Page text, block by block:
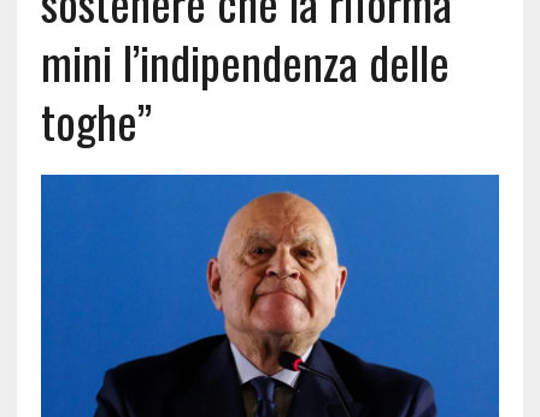
mini l’indipendenza delle
toghe”